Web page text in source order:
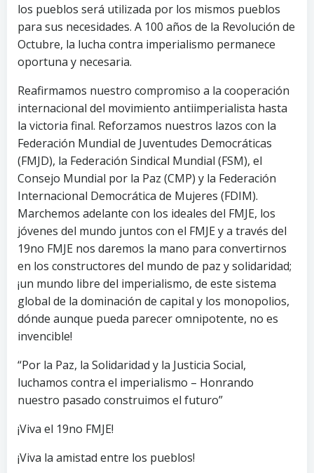
los pueblos será utilizada por los mismos pueblos
para sus necesidades. A 100 años de la Revolución de
Octubre, la lucha contra imperialismo permanece
oportuna y necesaria.
Reafirmamos nuestro compromiso a la cooperación
internacional del movimiento antiimperialista hasta
la victoria final. Reforzamos nuestros lazos con la
Federación Mundial de Juventudes Democráticas
(FMJD), la Federación Sindical Mundial (FSM), el
Consejo Mundial por la Paz (CMP) y la Federación
Internacional Democrática de Mujeres (FDIM).
Marchemos adelante con los ideales del FMJE, los
jóvenes del mundo juntos con el FMJE y a través del
19no FMJE nos daremos la mano para convertirnos
en los constructores del mundo de paz y solidaridad;
¡un mundo libre del imperialismo, de este sistema
global de la dominación de capital y los monopolios,
dónde aunque pueda parecer omnipotente, no es
invencible!
“Por la Paz, la Solidaridad y la Justicia Social,
luchamos contra el imperialismo – Honrando
nuestro pasado construimos el futuro”
¡Viva el 19no FMJE!
¡Viva la amistad entre los pueblos!